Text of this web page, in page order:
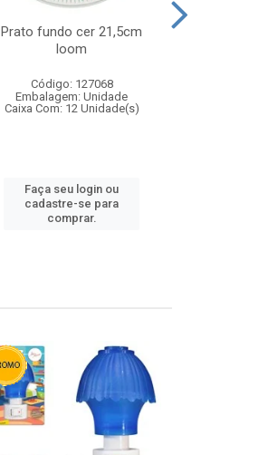
Prato fundo cer 21,5cm
loom
Código: 127068
Embalagem: Unidade
Caixa Com: 12 Unidade(s)
Faça seu login ou
cadastre-se para
comprar.